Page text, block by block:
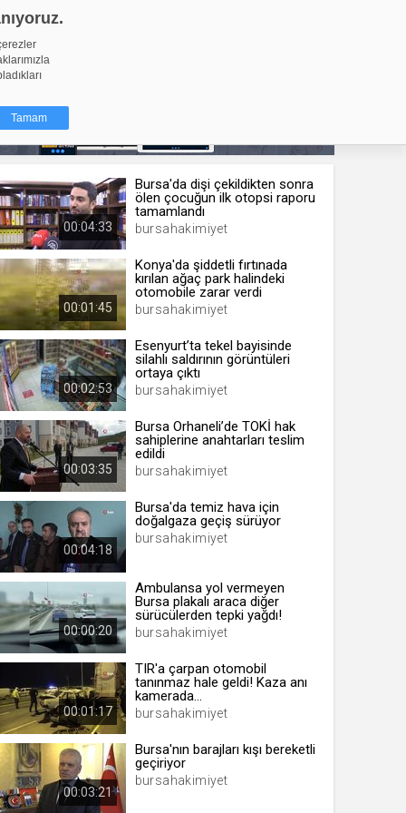
Tamam
küçük
İzniniz şu
hale
bir
Türü
yıl
00:04:33
Bursa'da dişi çekildikten sonra
ölen çocuğun ilk otopsi raporu
tamamlandı
bursahakimiyet
00:01:45
Konya'da şiddetli fırtınada
kırılan ağaç park halindeki
otomobile zarar verdi
bursahakimiyet
00:02:53
Esenyurt’ta tekel bayisinde
silahlı saldırının görüntüleri
ortaya çıktı
bursahakimiyet
00:03:35
Bursa Orhaneli’de TOKİ hak
sahiplerine anahtarları teslim
edildi
bursahakimiyet
00:04:18
Bursa'da temiz hava için
doğalgaza geçiş sürüyor
bursahakimiyet
00:00:20
Ambulansa yol vermeyen
Bursa plakalı araca diğer
sürücülerden tepki yağdı!
bursahakimiyet
00:01:17
TIR'a çarpan otomobil
tanınmaz hale geldi! Kaza anı
kamerada...
bursahakimiyet
00:03:21
Bursa'nın barajları kışı bereketli
geçiriyor
bursahakimiyet